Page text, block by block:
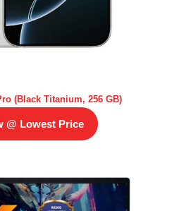
(Black Titanium, 256 GB)
@ Lowest Price